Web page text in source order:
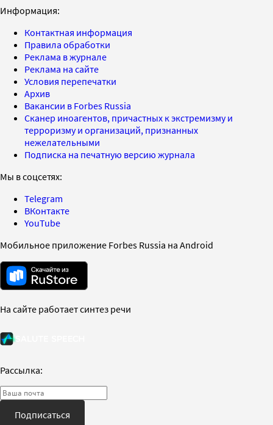
Информация:
Контактная информация
Правила обработки
Реклама в журнале
Реклама на сайте
Условия перепечатки
Архив
Вакансии в Forbes Russia
Сканер иноагентов, причастных к экстремизму и
терроризму и организаций, признанных
нежелательными
Подписка на печатную версию журнала
Мы в соцсетях:
Telegram
ВКонтакте
YouTube
Мобильное приложение Forbes Russia на Android
На сайте работает синтез речи
Рассылка:
Подписаться